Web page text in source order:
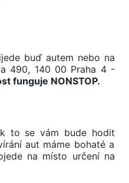
buď autem nebo na
490, 140 00 Praha 4 -
funguje NONSTOP.
to se vám bude hodit
aut máme bohaté a
na místo určení na